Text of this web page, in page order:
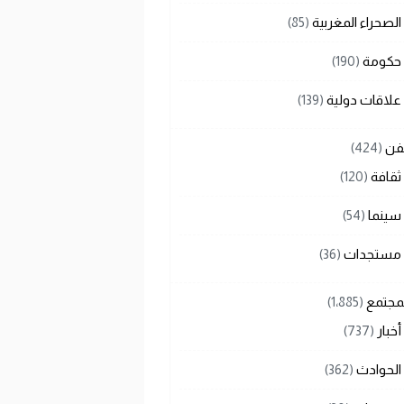
الصحراء المغربية (85)
حكومة (190)
علاقات دولية (139)
(424)
ثقافة (120)
سينما (54)
مستجدات (36)
(1٬885)
أخبار (737)
الحوادث (362)